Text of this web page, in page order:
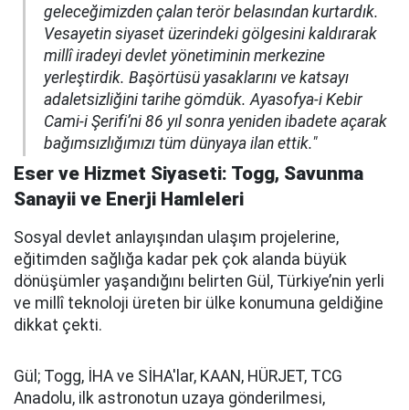
geleceğimizden çalan terör belasından kurtardık.
Vesayetin siyaset üzerindeki gölgesini kaldırarak
millî iradeyi devlet yönetiminin merkezine
yerleştirdik. Başörtüsü yasaklarını ve katsayı
adaletsizliğini tarihe gömdük. Ayasofya-i Kebir
Cami-i Şerifi’ni 86 yıl sonra yeniden ibadete açarak
bağımsızlığımızı tüm dünyaya ilan ettik."
Eser ve Hizmet Siyaseti: Togg, Savunma
Sanayii ve Enerji Hamleleri
Sosyal devlet anlayışından ulaşım projelerine,
eğitimden sağlığa kadar pek çok alanda büyük
dönüşümler yaşandığını belirten Gül, Türkiye’nin yerli
ve millî teknoloji üreten bir ülke konumuna geldiğine
dikkat çekti.
Gül; Togg, İHA ve SİHA'lar, KAAN, HÜRJET, TCG
Anadolu, ilk astronotun uzaya gönderilmesi,